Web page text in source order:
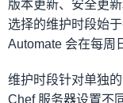
版本更新、安全更
选择的维护时段始
Automate 会在每周
维护时段针对单独
Chef 服务器设置不